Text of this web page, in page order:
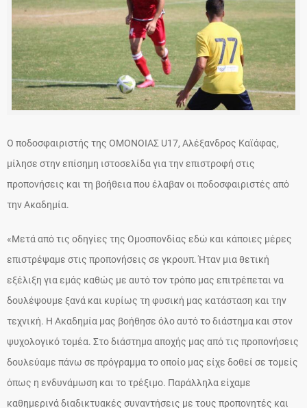
Ο ποδοσφαιριστής της OMONOIAΣ U17, Aλέξανδρος Καϊάφας,
μίλησε στην επίσημη ιστοσελίδα για την επιστροφή στις
προπονήσεις και τη βοήθεια που έλαβαν οι ποδοσφαιριστές από
την Ακαδημία.
«Μετά από τις οδηγίες της Ομοσπονδίας εδώ και κάποιες μέρες
επιστρέψαμε στις προπονήσεις σε γκρουπ. Ήταν μια θετική
εξέλιξη για εμάς καθώς με αυτό τον τρόπο μας επιτρέπεται να
δουλέψουμε ξανά και κυρίως τη φυσική μας κατάσταση και την
τεχνική. Η Ακαδημία μας βοήθησε όλο αυτό το διάστημα και στον
ψυχολογικό τομέα. Στο διάστημα αποχής μας από τις προπονήσεις
δουλεύαμε πάνω σε πρόγραμμα το οποίο μας είχε δοθεί σε τομείς
όπως η ενδυνάμωση και το τρέξιμο. Παράλληλα είχαμε
καθημερινά διαδικτυακές συναντήσεις με τους προπονητές και